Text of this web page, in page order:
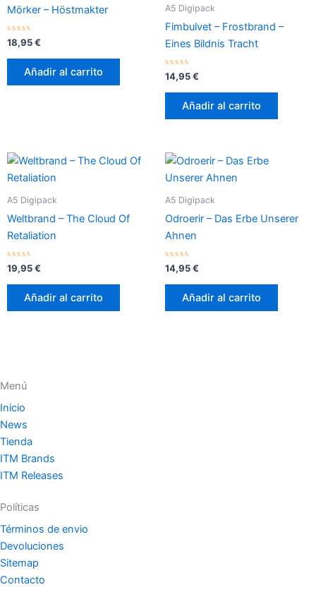
Mörker – Höstmakter
Valorado
con
0
18,95€
Añadir al carrito
A5 Digipack
Fimbulvet – Frostbrand –
Eines Bildnis Tracht
Valorado
con
0
14,95€
Añadir al carrito
A5 Digipack
Weltbrand – The Cloud Of
Retaliation
Valorado
con
0
19,95€
Añadir al carrito
A5 Digipack
Odroerir – Das Erbe Unserer
Ahnen
Valorado
con
0
14,95€
Añadir al carrito
Menú
Inicio
News
Tienda
ITM Brands
ITM Releases
Políticas
Términos de envio
Devoluciones
Sitemap
Contacto